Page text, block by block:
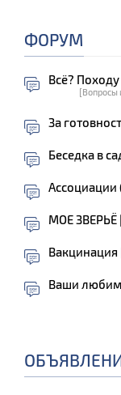
ФОРУМ
Всё?
[Вопросы
За
Беседка в
МОЕ ЗВЕРЬЁ
Вакцинация
Ваши